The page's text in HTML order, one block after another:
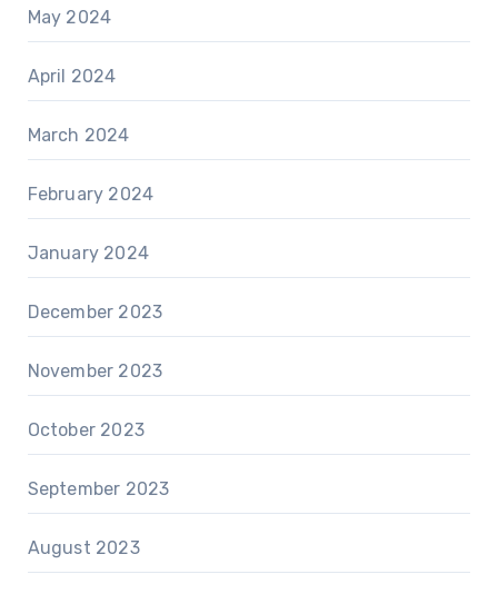
May 2024
April 2024
March 2024
February 2024
January 2024
December 2023
November 2023
October 2023
September 2023
August 2023